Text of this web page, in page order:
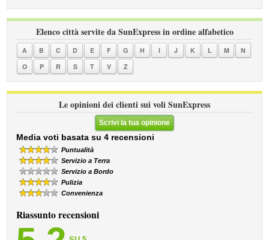
Elenco città servite da SunExpress in ordine alfabetico
A B C D E F G H I J K L M
N
O
P R S T V Z
Le opinioni dei clienti sui voli SunExpress
Scrivi la tua opinione
Media voti basata su 4 recensioni
Puntualità
Servizio a Terra
Servizio a Bordo
Pulizia
Convenienza
Riassunto recensioni